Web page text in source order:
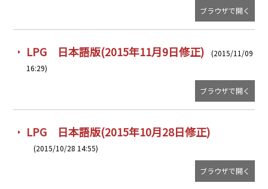
ブラウザで開く
LPG 日本語版(2015年11月9日修正)
(2015/11/09
16:29)
ブラウザで開く
LPG 日本語版(2015年10月28日修正)
(2015/10/28 14:55)
ブラウザで開く